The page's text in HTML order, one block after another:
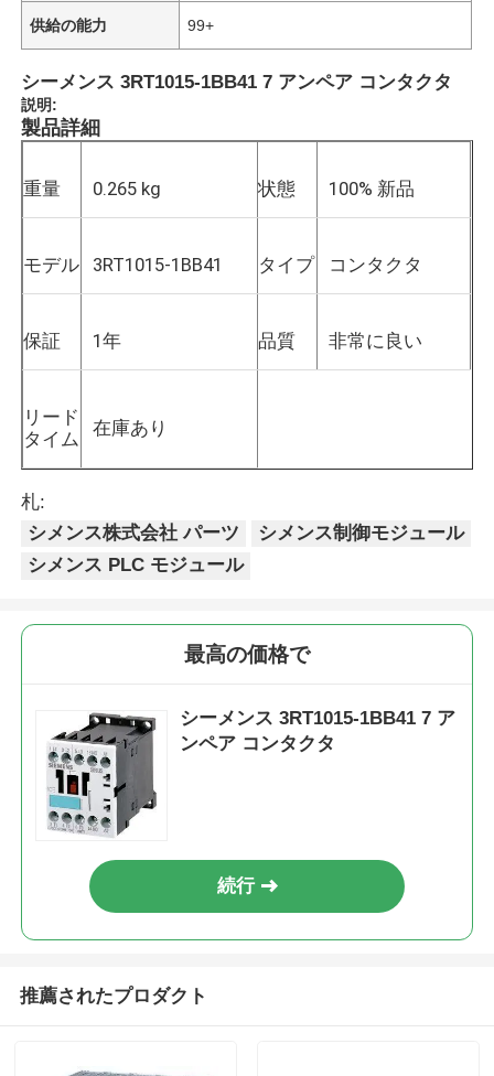
供給の能力 99+
シーメンス 3RT1015-1BB41 7 アンペア コンタクタ
説明:
製品詳細
重量 0.265 kg 状態 100% 新品
モデル 3RT1015-1BB41 タイプ コンタクタ
保証 1年 品質 非常に良い
リード
タイム
在庫あり
札:
シメンス株式会社 パーツ
シメンス制御モジュール
シメンス PLC モジュール
最高の価格で
シーメンス 3RT1015-1BB41 7 ア
ンペア コンタクタ
続行
推薦されたプロダクト